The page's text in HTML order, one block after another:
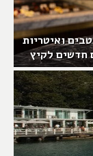
ואיטריות
חדשים לקיץ